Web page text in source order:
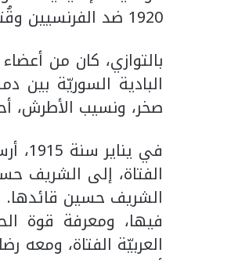
1920 ضد الفرنسيين وقُتل فيها.
بالتوازي، كان من
البادية السوريّة بين
صخر، ونسيب الأطرش،
في
الفتاة، إلى الشريف
الشريف حسين قائدها.
فيها، ومعرفة قوة
العربيّة الفتاة،